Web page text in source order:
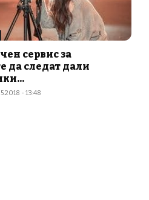
сервис за
да следат дали
- 13:48